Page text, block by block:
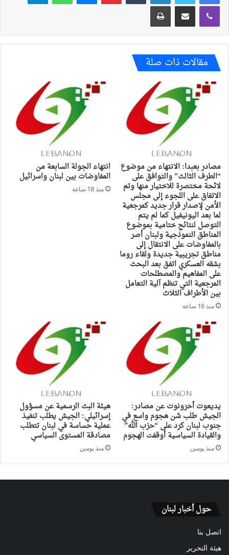
ڤايبر مشاركة عبر البريد طباعة
مقالات ذات صلة
مصادر بعبدا: الانتهاء من موضوع
“الطرف الثالث” والتوافق على
لائحة مختصرة للاختيار منها وتم
الاتفاق على اللجوء إلى مجلس
الأمن لإصدار قرار جديد كمرجعية
لما بعد اليونيفيل كما لم يتم
التوصل لنتائج ختامية بموضوع
المناطق النموذجية ولبنان أصر
بالمفاوضات على الانتقال إلى
مناطق تجريبية جديدة ولقاء روما
بشقه العسكري اتفق بعد البحث
على المفاهيم والمصطلحات
المرجعية التي تنظم آلية التعامل
بين الأطراف الثلاث
منذ 16 ساعة
انتهاء الجولة السابعة من
المفاوضات بين لبنان واسرائيل
منذ 18 ساعة
يديعوت أحرونوت عن مصادر:
الجيش طلب شن هجوم واسع في
جنوب لبنان كرد على “حزب الله”
والقيادة السياسية أوقفت الهجوم
منذ يومين
هيئة البث الرسمية عن مسؤول
إسرائيلي: الجيش يطلب تنفيذ
عملية حساسة في لبنان تتطلب
مصادقة المستوى السياسي
منذ يومين
حول أخبار لبنان
اتصل بنا
هيئة التحرير